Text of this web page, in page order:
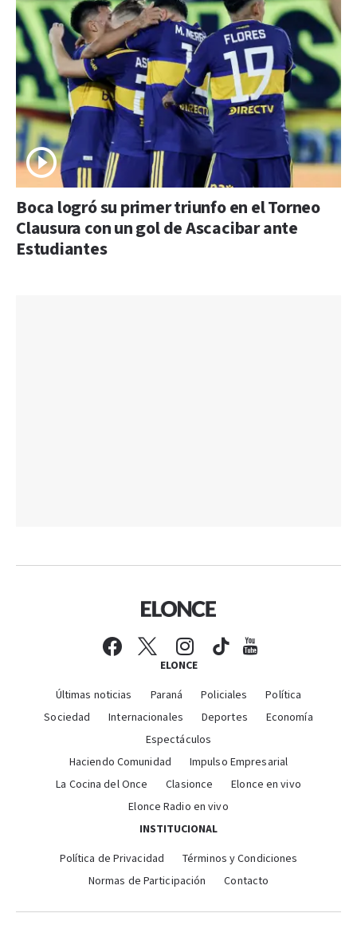
Boca logró su primer triunfo en el Torneo
Clausura con un gol de Ascacibar ante
Estudiantes
ELONCE
Últimas noticias Paraná Policiales
Política
Sociedad
Internacionales Deportes
Economía
Espectáculos
Haciendo Comunidad
Impulso Empresarial
La Cocina del Once
Clasionce
Elonce en vivo
Elonce Radio en vivo
INSTITUCIONAL
Política de Privacidad
Términos y Condiciones
Normas de Participación
Contacto